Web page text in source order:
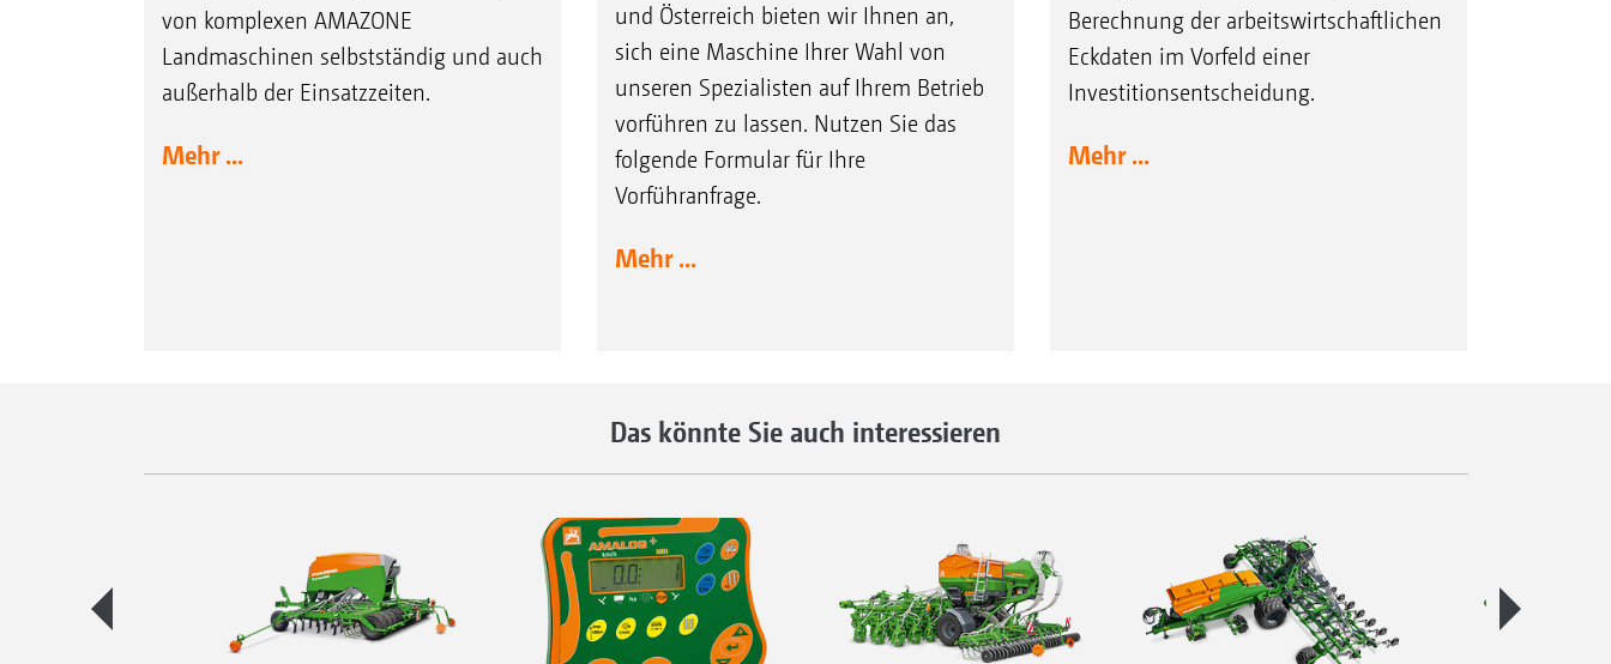
von komplexen AMAZONE
Landmaschinen selbstständig und auch
außerhalb der Einsatzzeiten.
Mehr ...
und Österreich bieten wir Ihnen an,
sich eine Maschine Ihrer Wahl von
unseren Spezialisten auf Ihrem Betrieb
vorführen zu lassen. Nutzen Sie das
folgende Formular für Ihre
Vorführanfrage.
Mehr ...
Berechnung der arbeitswirtschaftlichen
Eckdaten im Vorfeld einer
Investitionsentscheidung.
Mehr ...
Das könnte Sie auch interessieren